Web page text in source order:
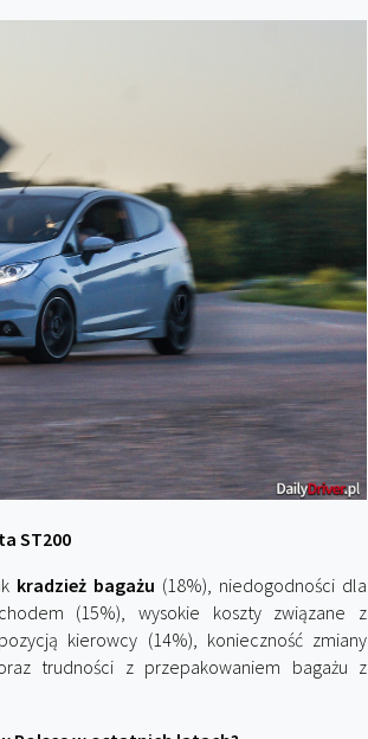
ST200
kradzież bagażu (18%), niedogodności dla
(15%), wysokie koszty związane z
kierowcy (14%), konieczność zmiany
trudności z przepakowaniem bagażu z